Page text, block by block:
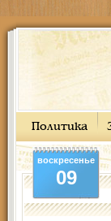
Политика
воскресенье
09